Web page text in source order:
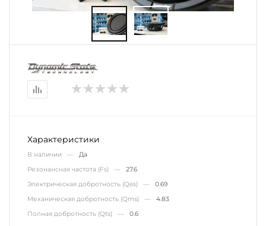
Характеристики
В наличии — Да
Резонансная частота (Fs) — 27.6
Электрическая добротность (Qes) — 0.69
Механическая добротность (Qms) — 4.83
Полная добротность (Qts) — 0.6